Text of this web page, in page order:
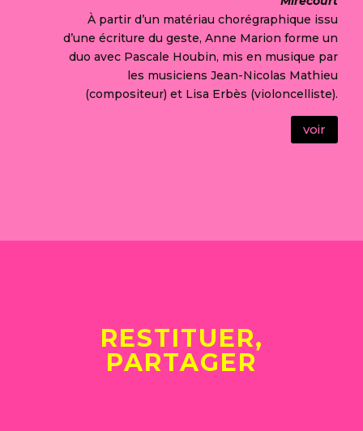
À partir d’un matériau chorégraphique issu
d’une écriture du geste, Anne Marion forme un
duo avec Pascale Houbin, mis en musique par
les musiciens Jean-Nicolas Mathieu
(compositeur) et Lisa Erbès (violoncelliste).
voir
RESTITUER,
PARTAGER